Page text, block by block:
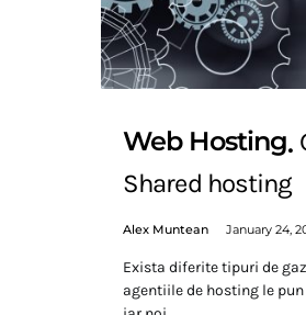
Web Hosting
Shared hosting
Alex Muntean January 24,
Exista diferite tipuri de
agentiile de hosting le